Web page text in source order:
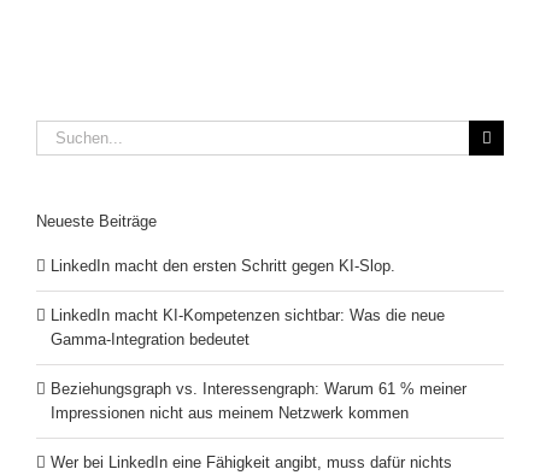
Suche
nach:
Neueste Beiträge
LinkedIn macht den ersten Schritt gegen KI-Slop.
LinkedIn macht KI-Kompetenzen sichtbar: Was die neue
Gamma-Integration bedeutet
Beziehungsgraph vs. Interessengraph: Warum 61 % meiner
Impressionen nicht aus meinem Netzwerk kommen
Wer bei LinkedIn eine Fähigkeit angibt, muss dafür nichts